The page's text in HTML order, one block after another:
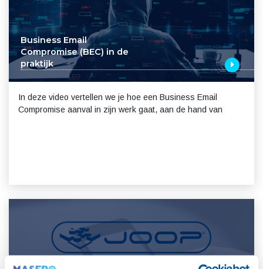
Business Email
Compromise (BEC) in de
praktijk
In deze video vertellen we je hoe een Business Email
Compromise aanval in zijn werk gaat, aan de hand van